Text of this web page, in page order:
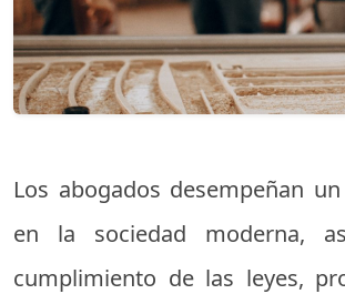
Los abogados desempeñan
en la sociedad moderna,
cumplimiento de las leyes,